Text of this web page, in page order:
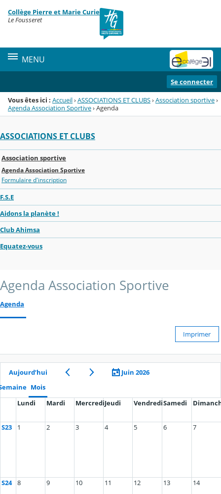
Menu de la rubrique
Contenu
Collège Pierre et Marie Curie
Le Fousseret
MENU
Se connecter
Vous êtes ici : Accueil›ASSOCIATIONS ET CLUBS›Association sportive›
Agenda Association Sportive›Agenda
ASSOCIATIONS ET CLUBS
Association sportive
Agenda Association Sportive
Formulaire d'inscription
F.S.E
Aidons la planète !
Club Ahimsa
Equatez-vous
Agenda Association Sportive
Agenda
Imprimer
Aujourd’hui
Juin 2026
Mois
Lundi
Mardi MercrediJeudi VendrediSamedi
S23 1 2 3 4 5 6 7
S24 8 9 10 11 12 13 14